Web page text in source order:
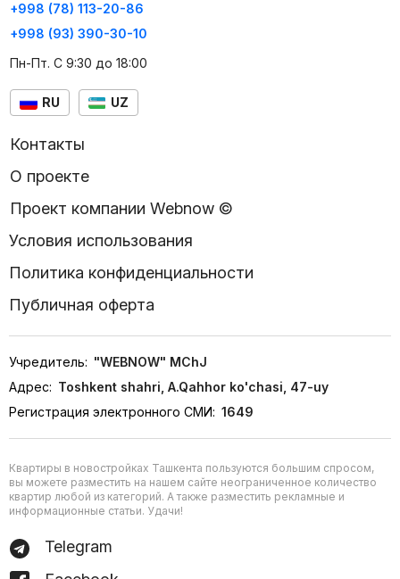
+998 (78) 113-20-86
+998 (93) 390-30-10
Пн-Пт. С 9:30 до 18:00
RU UZ
Контакты
О проекте
Проект компании Webnow ©
Условия использования
Политика конфиденциальности
Публичная оферта
Учредитель: "WEBNOW" MChJ
Адрес: Toshkent shahri, A.Qahhor ko'chasi, 47-uy
Регистрация электронного СМИ: 1649
Квартиры в новостройках Ташкента пользуются большим спросом,
вы можете разместить на нашем сайте неограниченное количество
квартир любой из категорий. А также разместить рекламные и
информационные статьи. Удачи!
Telegram